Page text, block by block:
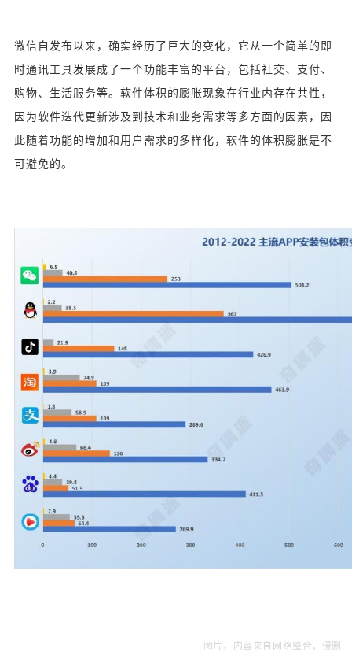
微信自发布以来，确实经历了巨大的变化，它从一个简单的即
时通讯工具发展成了一个功能丰富的平台，包括社交、支付、
购物、生活服务等。软件体积的膨胀现象在行业内存在共性，
因为软件迭代更新涉及到技术和业务需求等多方面的因素，因
此随着功能的增加和用户需求的多样化，软件的体积膨胀是不
可避免的。
图片、内容来自网络整合，侵删